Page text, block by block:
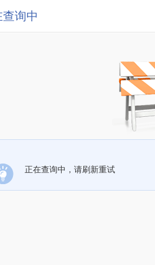
查询中
正在查询中，请刷新重试